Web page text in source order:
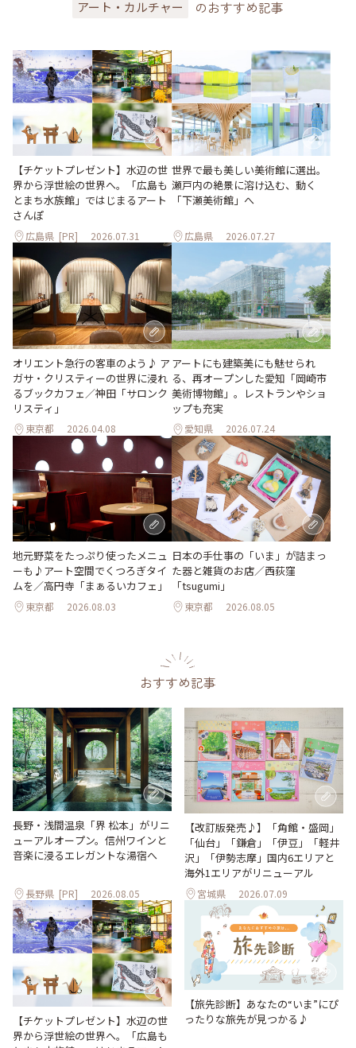
アート・カルチャー のおすすめ記事
【チケットプレゼント】水辺の世
界から浮世絵の世界へ。「広島も
とまち水族館」ではじまるアート
さんぽ
広島県 [PR] 2026.07.31
世界で最も美しい美術館に選出。
瀬戸内の絶景に溶け込む、動く
「下瀬美術館」へ
広島県 2026.07.27
オリエント急行の客車のよう♪ ア
ガサ・クリスティーの世界に浸れ
るブックカフェ／神田「サロンク
リスティ」
東京都 2026.04.08
アートにも建築美にも魅せられ
る、再オープンした愛知「岡崎市
美術博物館」。レストランやショ
ップも充実
愛知県 2026.07.24
地元野菜をたっぷり使ったメニュ
ーも♪アート空間でくつろぎタイ
ムを／高円寺「まぁるいカフェ」
東京都 2026.08.03
日本の手仕事の「いま」が詰まっ
た器と雑貨のお店／西荻窪
「tsugumi」
東京都 2026.08.05
おすすめ記事
長野・浅間温泉「界 松本」がリニ
ューアルオープン。信州ワインと
音楽に浸るエレガントな湯宿へ
長野県 [PR] 2026.08.05
【改訂版発売♪】「角館・盛岡」
「仙台」「鎌倉」「伊豆」「軽井
沢」「伊勢志摩」国内6エリアと
海外1エリアがリニューアル
宮城県 2026.07.09
【チケットプレゼント】水辺の世
界から浮世絵の世界へ。「広島も
【旅先診断】あなたの“いま”にぴ
ったりな旅先が見つかる♪